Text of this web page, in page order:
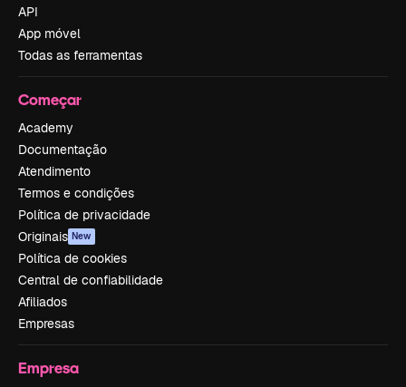
API
App móvel
Todas as ferramentas
Começar
Academy
Documentação
Atendimento
Termos e condições
Política de privacidade
Originais New
Política de cookies
Central de confiabilidade
Afiliados
Empresas
Empresa